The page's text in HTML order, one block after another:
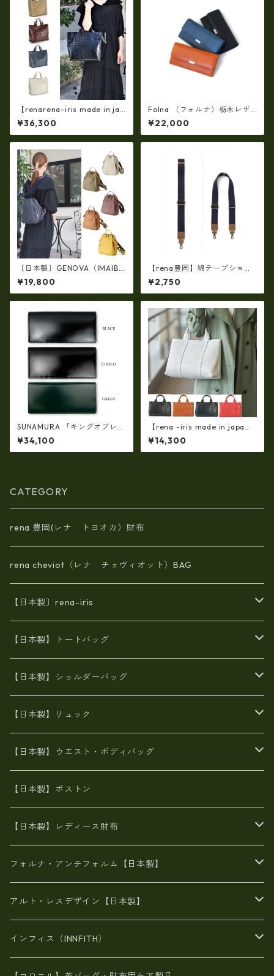
【renarena-iris made in jap
an】(日本製 軽量・牛革製品・
エナメルクロコ・マザーマル
チバッグ ir-668 牛革 エナメル
¥36,300
Folna （フォルナ）栃木レザ
ー フラップ長財布 / No.29938
93
¥22,000
〔日本製〕GENOVA（IMAIBA
G）牛革製・シュリンクヌメ
Ｗジッパー・コンパクトリュ
ック ir-2858
¥19,800
【rena豊岡】綿テープショル
ダーベルト（rj-300）【豊岡
製品】
¥2,750
SUNAMURA 「キングオブレザ
ー」、「革のダイヤモンド」
高級レザー コードバン 長札入
れ・長財布(日本製) ly-1000
¥34,100
【rena -iris made in japa
n】【日本製】軽量☆牛革製
品・ヌメ革製・手提げトート
バッグ(A4サイズ） ir-01
¥14,300
CATEGORY
rena 豊岡(レナ トヨオカ）財布
rena cheviot（レナ チェヴィオット）BAG
【日本製〕rena-iris
エナメル（パテント）レザー
牛革製品トート・ショルダー
牛革製品リュック
【日本製】トートバッグ
火山灰染めバッグ
8号帆布
豊岡製
ヌメ革バッグ
Ａ3サイズ
オイルレザー
エナメル
がま口
リネン
メタリック
スエード
【日本製】ショルダーバッグ
漂流ロープバッグ
6号蝋引き帆布
火山灰染めバッグ
8号帆布
財布ポシェット
牛革
メタリック
オイルレザー
６号蝋引き帆布
豊岡製品
エナメルクロコ
がま口
斜め掛け
【日本製】リュック
帆布
豊岡
豊岡製
牛革
日本製
【日本製】ウエスト・ボディバッグ
帆布
【日本製】ボストン
【日本製】レディース財布
二つ折り財布
がま口財布
スペインレザー
長財布
スペインレザー
佐賀牛革
L字ファスナー財布
スペインレザー
フォルナ・アンチフォルム【日本製】
BAG
財布・小物
アルト・レスデザイン【日本製】
BAG
インフィス（INNFITH）